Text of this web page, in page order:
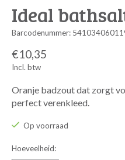
Ideal
Barcodenummer:
€10,35
Incl. btw
Oranje badzout dat zorgt
perfect verenkleed.
Op voorraad
Hoeveelheid: